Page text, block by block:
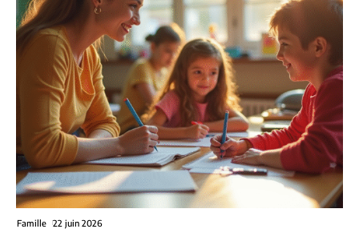
Famille 22 juin 2026